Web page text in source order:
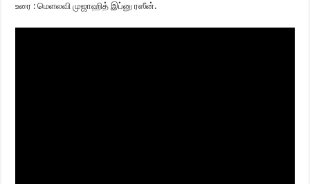
உரை : மெளலவி முஜாஹித் இப்னு ரஸீன்.